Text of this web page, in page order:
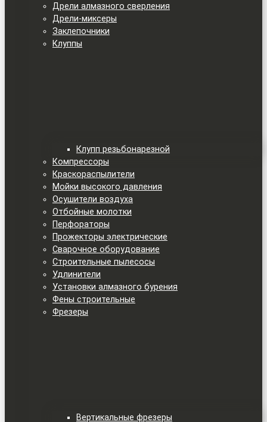
Дрели алмазного сверления
Дрели-миксеры
Заклепочники
Клуппы
Клупп резьбонарезной
Компрессоры
Краскораспылители
Мойки высокого давления
Осушители воздуха
Отбойные молотки
Перфораторы
Прожекторы электрические
Сварочное оборудование
Строительные пылесосы
Удлинители
Установки алмазного бурения
Фены строительные
Фрезеры
Вертикальные фрезеры